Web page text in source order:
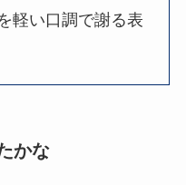
軽い口調で謝る表
かな